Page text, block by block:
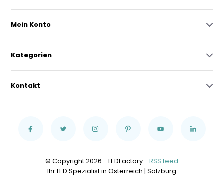
Mein Konto
Kategorien
Kontakt
© Copyright 2026 - LEDFactory - RSS feed
Ihr LED Spezialist in Österreich | Salzburg